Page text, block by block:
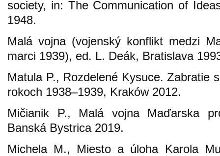
society, in: The Communication of
1948.
Malá vojna (vojenský konflikt medzi
marci 1939), ed. L. Deák, Bratislava
Matula P., Rozdelené Kysuce. Zabratie
rokoch 1938–1939, Kraków 2012.
Mičianik P., Malá vojna Maďarska
Banská Bystrica 2019.
Michela M., Miesto a úloha Karola